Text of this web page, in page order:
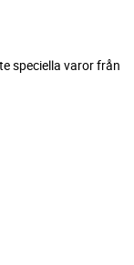
speciella varor från